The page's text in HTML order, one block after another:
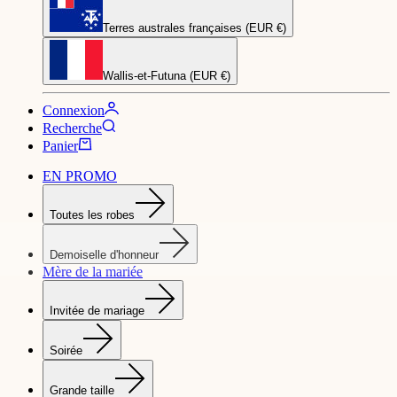
Terres australes françaises (EUR €)
Wallis-et-Futuna (EUR €)
Connexion
Recherche
Panier
EN PROMO
Toutes les robes
Demoiselle d'honneur
Mère de la mariée
Invitée de mariage
Soirée
Grande taille